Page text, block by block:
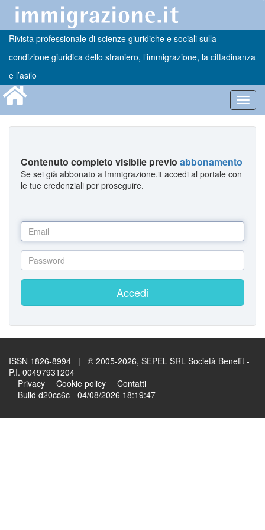
Rivista professionale di scienze giuridiche e sociali sulla
condizione giuridica dello straniero, l’immigrazione, la cittadinanza
e l’asilo
Contenuto completo visibile previo abbonamento
Se sei già abbonato a Immigrazione.it accedi al portale con
le tue credenziali per proseguire.
Accedi
ISSN 1826-8994 | © 2005-2026, SEPEL SRL Società Benefit -
P.I. 00497931204
Privacy
Cookie policy
Contatti
Build d20cc6c - 04/08/2026 18:19:47